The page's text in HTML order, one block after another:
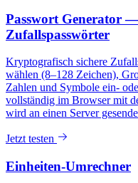
Passwort Generator
Zufallspasswörter
Kryptografisch sichere
wählen (8–128 Zeichen),
Zahlen und Symbole ein-
vollständig im Browser mit
wird an einen Server
Jetzt testen
Einheiten-Umrechner